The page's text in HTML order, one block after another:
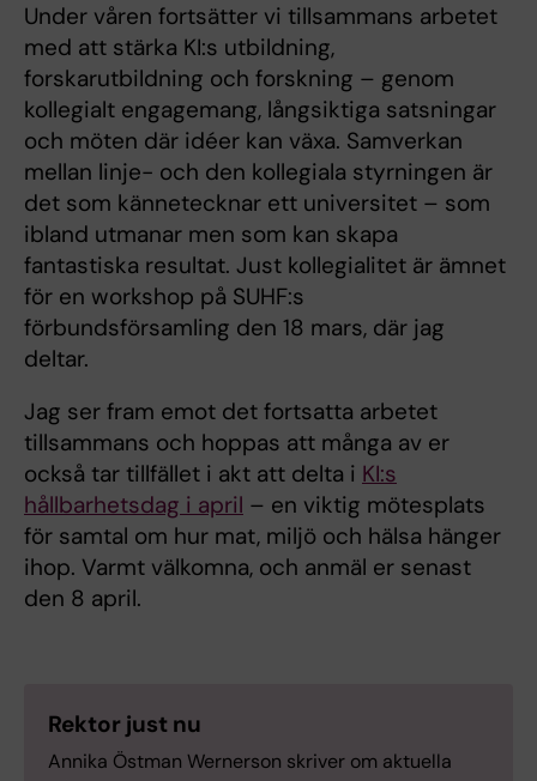
Under våren fortsätter vi tillsammans arbetet
med att stärka KI:s utbildning,
forskarutbildning och forskning – genom
kollegialt engagemang, långsiktiga satsningar
och möten där idéer kan växa. Samverkan
mellan linje- och den kollegiala styrningen är
det som kännetecknar ett universitet – som
ibland utmanar men som kan skapa
fantastiska resultat. Just kollegialitet är ämnet
för en workshop på SUHF:s
förbundsförsamling den 18 mars, där jag
deltar.
Jag ser fram emot det fortsatta arbetet
tillsammans och hoppas att många av er
också tar tillfället i akt att delta i KI:s
hållbarhetsdag i april – en viktig mötesplats
för samtal om hur mat, miljö och hälsa hänger
ihop. Varmt välkomna, och anmäl er senast
den 8 april.
Rektor just nu
Annika Östman Wernerson skriver om aktuella